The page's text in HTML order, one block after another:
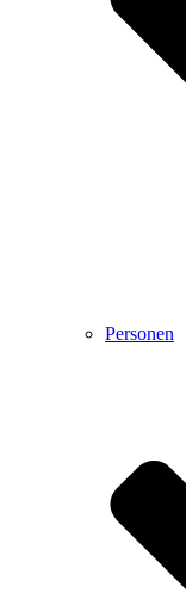
Personen